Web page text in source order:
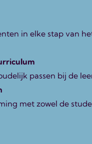
in elke stap van
passen bij de
met zowel de